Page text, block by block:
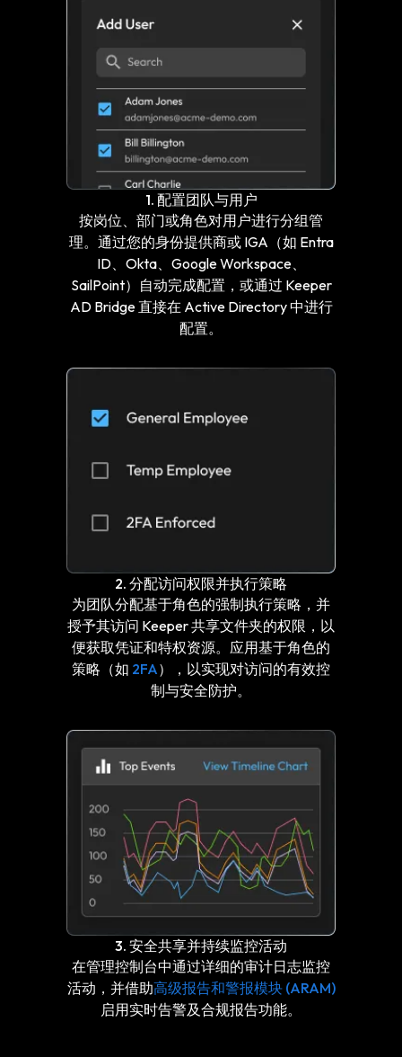
1. 配置团队与用户
按岗位、部门或角色对用户进行分组管
理。通过您的身份提供商或 IGA（如 Entra
ID、Okta、Google Workspace、
SailPoint）自动完成配置，或通过 Keeper
AD Bridge 直接在 Active Directory 中进行
配置。
2. 分配访问权限并执行策略
为团队分配基于角色的强制执行策略，并
授予其访问 Keeper 共享文件夹的权限，以
便获取凭证和特权资源。应用基于角色的
策略（如 2FA），以实现对访问的有效控
制与安全防护。
3. 安全共享并持续监控活动
在管理控制台中通过详细的审计日志监控
活动，并借助高级报告和警报模块 (ARAM)
启用实时告警及合规报告功能。